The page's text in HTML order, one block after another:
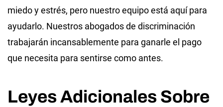
miedo y estrés, pero nuestro equipo está aquí para
ayudarlo. Nuestros abogados de discriminación
trabajarán incansablemente para ganarle el pago
que necesita para sentirse como antes.
Leyes Adicionales Sobre